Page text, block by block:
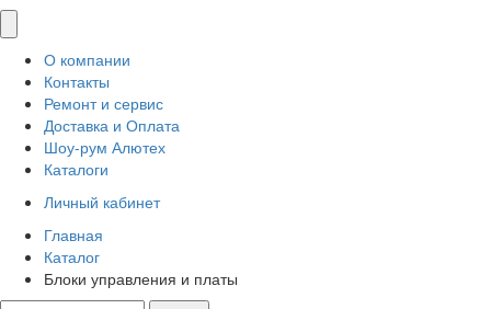
О компании
Контакты
Ремонт и сервис
Доставка и Оплата
Шоу-рум Алютех
Каталоги
Личный кабинет
Главная
Каталог
Блоки управления и платы